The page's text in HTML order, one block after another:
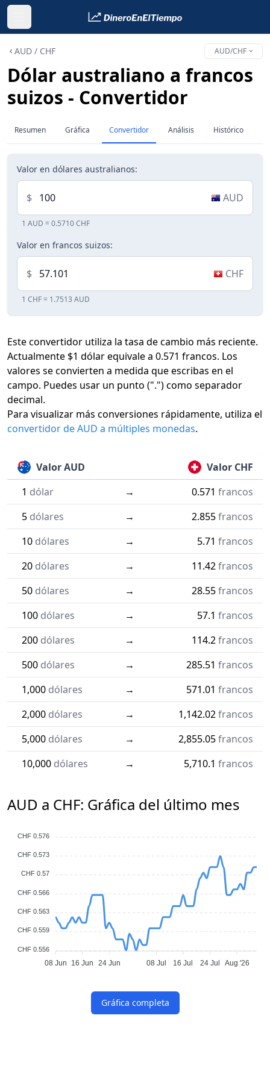
AUD / CHF AUD/CHF
Dólar australiano a francos
suizos - Convertidor
Resumen Gráfica Convertidor Análisis Histórico
Valor en dólares australianos:
$ AUD
1 AUD = 0.5710 CHF
Valor en francos suizos:
$ CHF
1 CHF = 1.7513 AUD
Este convertidor utiliza la tasa de cambio más reciente.
Actualmente $1 dólar equivale a 0.571 francos. Los
valores se convierten a medida que escribas en el
campo. Puedes usar un punto (".") como separador
decimal.
Para visualizar más conversiones rápidamente, utiliza el
convertidor de AUD a múltiples monedas.
Valor AUD
Valor CHF
1 dólar → 0.571 francos
5 dólares → 2.855francos
10 dólares → 5.71 francos
20 dólares → 11.42francos
50 dólares → 28.55francos
100 dólares → 57.1 francos
200 dólares → 114.2francos
500 dólares → 285.51 francos
1,000 dólares → 571.01 francos
2,000 dólares → 1,142.02francos
5,000 dólares → 2,855.05francos
10,000 dólares → 5,710.1 francos
AUD a CHF: Gráfica del último mes
CHF 0.576
CHF 0.573
CHF 0.57
CHF 0.566
CHF 0.563
CHF 0.559
CHF 0.556
08 Jun 16 Jun 24 Jun 08 Jul 16 Jul 24 Jul Aug '26
Gráfica completa